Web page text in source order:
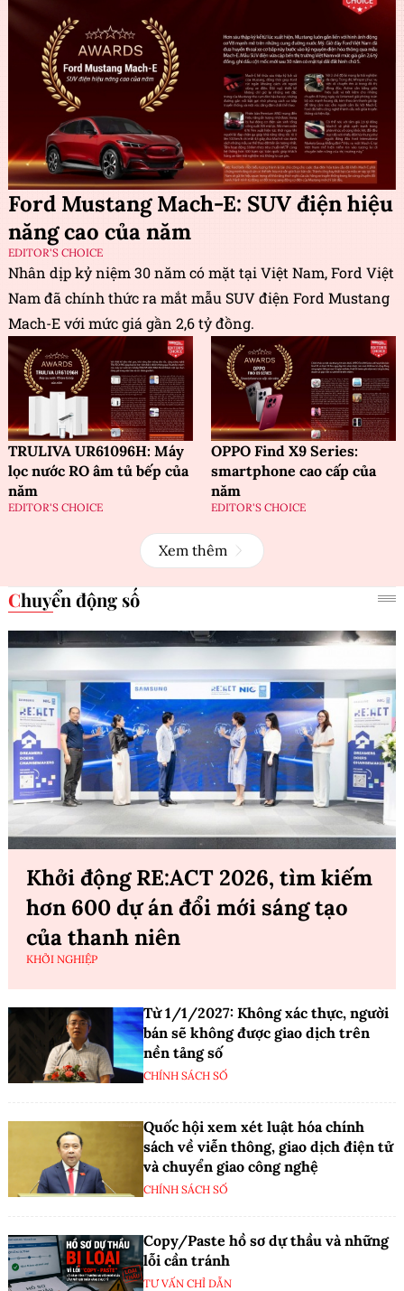
Ford Mustang Mach-E: SUV điện hiệu
năng cao của năm
EDITOR'S CHOICE
Nhân dịp kỷ niệm 30 năm có mặt tại Việt Nam, Ford Việt
Nam đã chính thức ra mắt mẫu SUV điện Ford Mustang
Mach-E với mức giá gần 2,6 tỷ đồng.
TRULIVA UR61096H: Máy
lọc nước RO âm tủ bếp của
năm
EDITOR'S CHOICE
OPPO Find X9 Series:
smartphone cao cấp của
năm
EDITOR'S CHOICE
Xem thêm
Chuyển động số
Khởi động RE:ACT 2026, tìm kiếm
hơn 600 dự án đổi mới sáng tạo
của thanh niên
KHỞI NGHIỆP
Từ 1/1/2027: Không xác thực, người
bán sẽ không được giao dịch trên
nền tảng số
CHÍNH SÁCH SỐ
Quốc hội xem xét luật hóa chính
sách về viễn thông, giao dịch điện tử
và chuyển giao công nghệ
CHÍNH SÁCH SỐ
Copy/Paste hồ sơ dự thầu và những
lỗi cần tránh
TƯ VẤN CHỈ DẪN